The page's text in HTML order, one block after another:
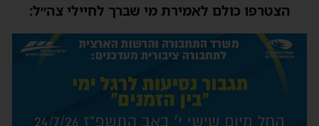
הצטרפו כולם לאמירת מי שברך לחיילי צה״ל: